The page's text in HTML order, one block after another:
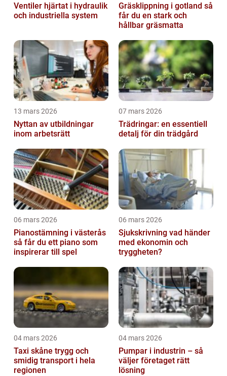
Ventiler hjärtat i hydraulik
och industriella system
Gräsklippning i gotland så
får du en stark och
hållbar gräsmatta
13 mars 2026
Nyttan av utbildningar
inom arbetsrätt
07 mars 2026
Trädringar: en essentiell
detalj för din trädgård
06 mars 2026
Pianostämning i västerås
så får du ett piano som
inspirerar till spel
06 mars 2026
Sjukskrivning vad händer
med ekonomin och
tryggheten?
04 mars 2026
Taxi skåne trygg och
smidig transport i hela
regionen
04 mars 2026
Pumpar i industrin – så
väljer företaget rätt
lösning